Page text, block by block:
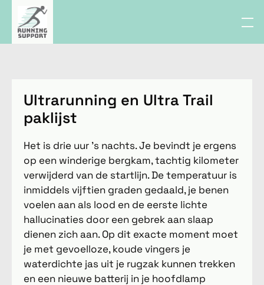
Ultrarunning en Ultra Trail
paklijst
Het is drie uur 's nachts. Je bevindt je ergens
op een winderige bergkam, tachtig kilometer
verwijderd van de startlijn. De temperatuur is
inmiddels vijftien graden gedaald, je benen
voelen aan als lood en de eerste lichte
hallucinaties door een gebrek aan slaap
dienen zich aan. Op dit exacte moment moet
je met gevoelloze, koude vingers je
waterdichte jas uit je rugzak kunnen trekken
en een nieuwe batterij in je hoofdlamp